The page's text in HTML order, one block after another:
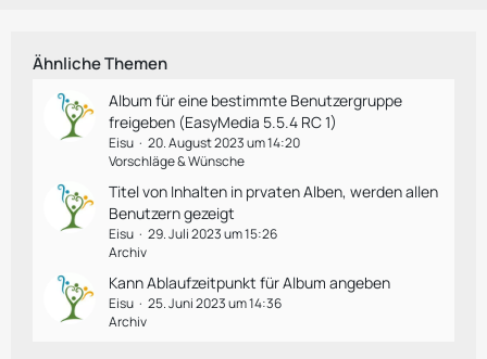
Ähnliche Themen
Album für eine bestimmte Benutzergruppe
freigeben (EasyMedia 5.5.4 RC 1)
Eisu
20. August 2023 um 14:20
Vorschläge & Wünsche
Titel von Inhalten in prvaten Alben, werden allen
Benutzern gezeigt
Eisu
29. Juli 2023 um 15:26
Archiv
Kann Ablaufzeitpunkt für Album angeben
Eisu
25. Juni 2023 um 14:36
Archiv